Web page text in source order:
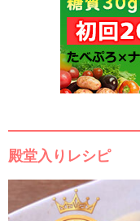
殿堂入りレシピ